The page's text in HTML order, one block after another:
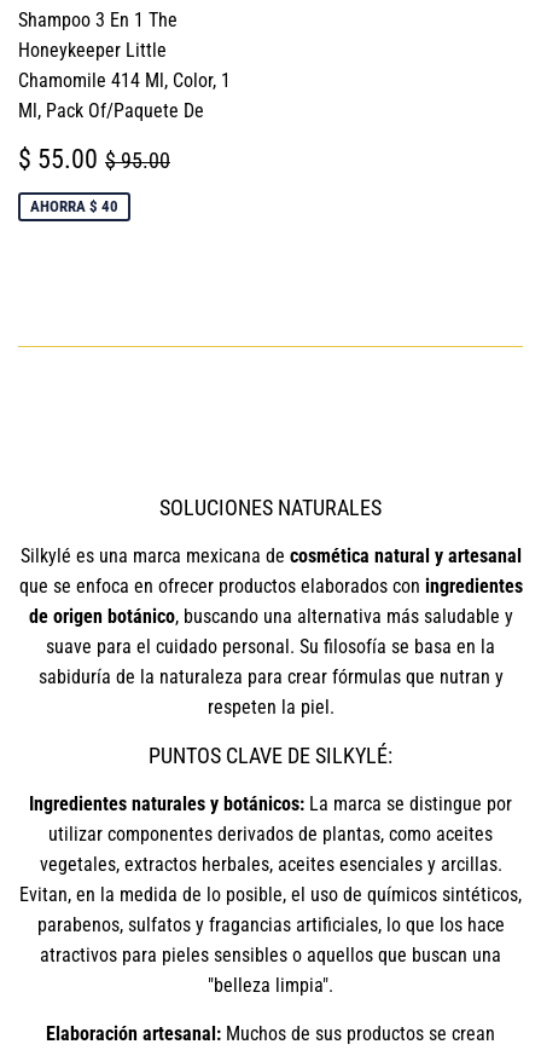
Shampoo 3 En 1 The
Honeykeeper Little
Chamomile 414 Ml, Color, 1
Ml, Pack Of/Paquete De
PRECIO
DE
VENTA
$ 55.00 $
55.00
PRECIO HABITUAL
$ 95.00
AHORRA $ 40
SOLUCIONES NATURALES
Silkylé es una marca mexicana de cosmética natural y artesanal
que se enfoca en ofrecer productos elaborados con ingredientes
de origen botánico, buscando una alternativa más saludable y
suave para el cuidado personal. Su filosofía se basa en la
sabiduría de la naturaleza para crear fórmulas que nutran y
respeten la piel.
PUNTOS CLAVE DE SILKYLÉ:
Ingredientes naturales y botánicos: La marca se distingue por
utilizar componentes derivados de plantas, como aceites
vegetales, extractos herbales, aceites esenciales y arcillas.
Evitan, en la medida de lo posible, el uso de químicos sintéticos,
parabenos, sulfatos y fragancias artificiales, lo que los hace
atractivos para pieles sensibles o aquellos que buscan una
"belleza limpia".
Elaboración artesanal: Muchos de sus productos se crean